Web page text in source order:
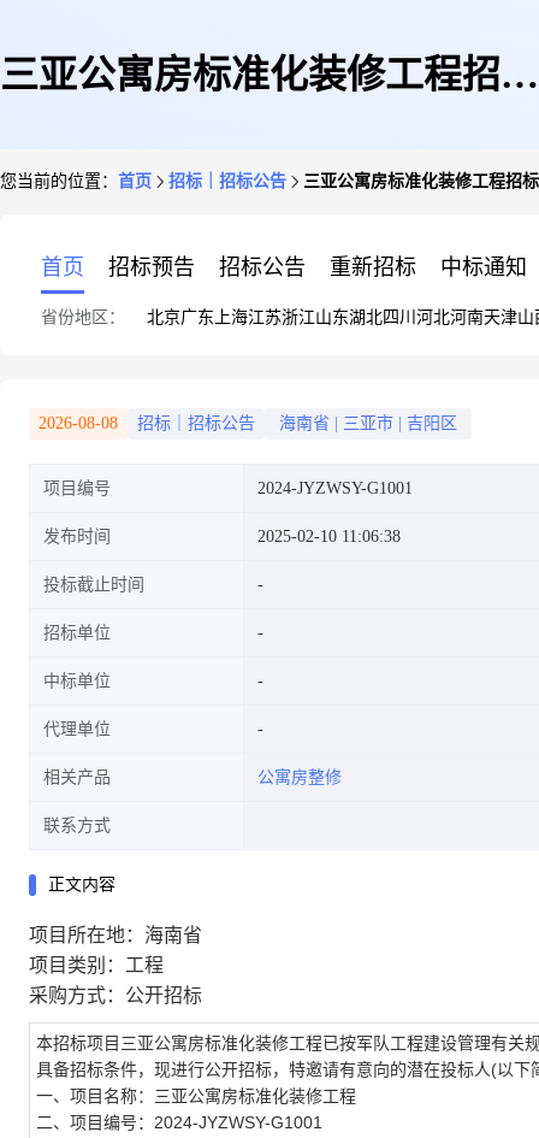
三亚公寓房标准化装修工程招标
您当前的位置： 首页 招标｜招标公告 三亚公寓房标准化装修工程招
首页 招标预告 招标公告 重新招标 中标通知
省份地区： 北京广东 上海江苏浙江山东湖北四川 河北河南天津山
2026-08-08 招标｜招标公告 海南省 三亚市 吉阳区
项目编号 2024-JYZWSY-G1001
发布时间 2025-02-10 11:06:38
投标截止时间
招标单位
中标单位
代理单位
相关产品 公寓房整修
联系方式
正文内容
项目所在地：海南省
项目类别：工程
采购方式：公开招标
本招标项目三亚公寓房标准化装修工程已按军队工程建设管理有
具备招标条件，现进行公开招标，特邀请有意向的潜在投标人(以下
一、项目名称：三亚公寓房标准化装修工程
二、项目编号：2024-JYZWSY-G1001